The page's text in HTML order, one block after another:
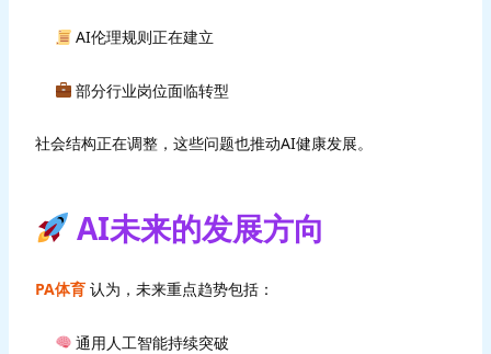
AI伦理规则正在建立
部分行业岗位面临转型
社会结构正在调整，这些问题也推动AI健康发展。
AI未来的发展方向
PA体育认为，未来重点趋势包括：
通用人工智能持续突破